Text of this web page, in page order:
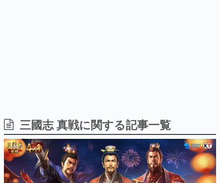
日本のモバイルゲーム史における主要なトピック・タイト
ルを網羅するほか、開発者へのインタビューや識者による
解説を掲載。約20年の歴史が一望できる決定版！
若ゲのいたり〜ゲームクリエイターの青春〜
『うつヌケ』『ペンと箸』等で知られるマンガ家・田中圭
一先生によるゲーム業界レポートマンガです。